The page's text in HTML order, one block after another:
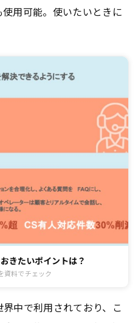
用可能。使いたいときに
きたいポイントは？
資料でチェック
中で利用されており、こ